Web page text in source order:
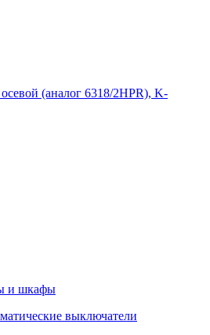
(аналог 6318/2HPR), K-
и шкафы
выключатели